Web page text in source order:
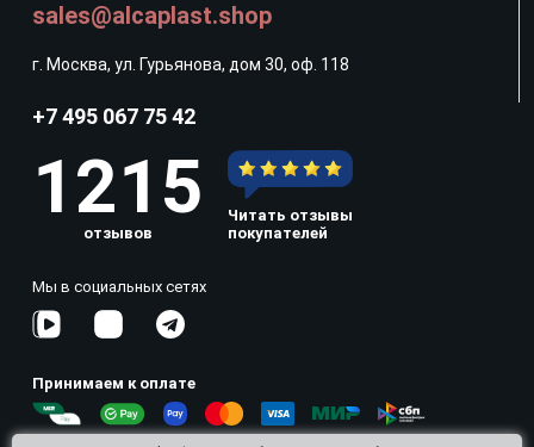
sales@alcaplast.shop
г. Москва, ул. Гурьянова, дом 30, оф. 118
+7 495 067 75 42
1215
отзывов
Читать отзывы
покупателей
Мы в социальных сетях
Принимаем к оплате